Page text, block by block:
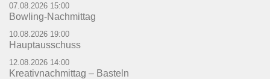
07.08.2026 15:00
Bowling-Nachmittag
10.08.2026 19:00
Hauptausschuss
12.08.2026 14:00
Kreativnachmittag – Basteln